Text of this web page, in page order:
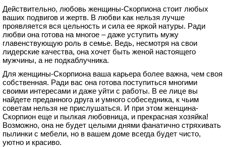
Действительно, любовь женщины-Скорпиона стоит любых
ваших подвигов и жертв. В любви как нельзя лучше
проявляется вся цельность и сила ее яркой натуры. Ради
любви она готова на многое – даже уступить мужу
главенствующую роль в семье. Ведь, несмотря на свои
лидерские качества, она хочет быть женой настоящего
мужчины, а не подкаблучника.
Для женщины-Скорпиона ваша карьера более важна, чем своя
собственная. Ради вас она готова поступиться многими
своими интересами и даже уйти с работы. В ее лице вы
найдете преданного друга и умного собеседника, к чьим
советам нельзя не прислушаться. И при этом женщина-
Скорпион еще и пылкая любовница, и прекрасная хозяйка!
Возможно, она не будет целыми днями фанатично стряхивать
пылинки с мебели, но в вашем доме всегда будет чисто,
уютно и красиво.